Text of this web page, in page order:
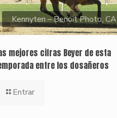
Kennyten – Benoit Photo, CA
mejores cifras Beyer de esta
entre los dosañeros
Entrar